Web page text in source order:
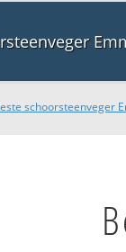
schoorsteenveger